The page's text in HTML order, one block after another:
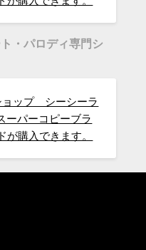
・パロディ専門シ